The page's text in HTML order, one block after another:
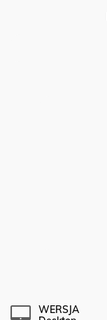
WERSJA